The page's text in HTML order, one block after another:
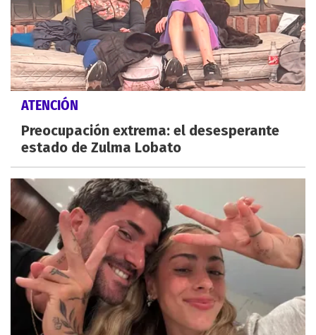
ATENCIÓN
Preocupación extrema: el desesperante
estado de Zulma Lobato